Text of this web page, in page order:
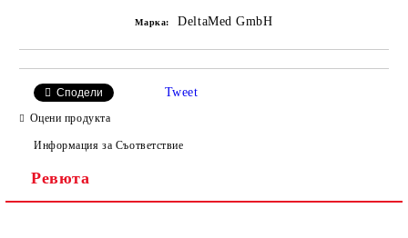
Марка: DeltaMed GmbH
Сподели Tweet
Оцени продукта
Информация за Съответствие
Ревюта